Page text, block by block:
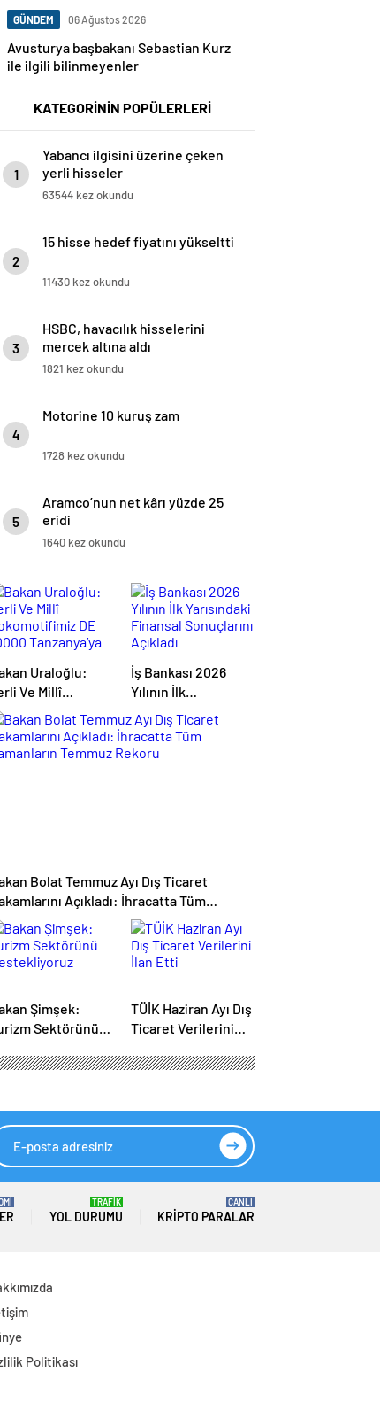
GÜNDEM 06 Ağustos 2026
Avusturya başbakanı Sebastian Kurz
ile ilgili bilinmeyenler
KATEGORİNİN POPÜLERLERİ
1
Yabancı ilgisini üzerine çeken
yerli hisseler
63544 kez okundu
2
15 hisse hedef fiyatını yükseltti
11430 kez okundu
3
HSBC, havacılık hisselerini
mercek altına aldı
1821 kez okundu
4
Motorine 10 kuruş zam
1728 kez okundu
5
Aramco’nun net kârı yüzde 25
eridi
1640 kez okundu
Uraloğlu:
Ve Millî
DE
Tanzanya’ya
Edildi
İş Bankası 2026
Yılının İlk
Yarısındaki Finansal
Sonuçlarını Açıkladı
Bolat Temmuz Ayı Dış Ticaret
Açıkladı: İhracatta Tüm
Temmuz Rekoru
Şimşek:
Sektörünü
TÜİK Haziran Ayı Dış
Ticaret Verilerini
YOL DURUMU
TRAFİK
KRIPTO PARALAR
CANLI
Politikası